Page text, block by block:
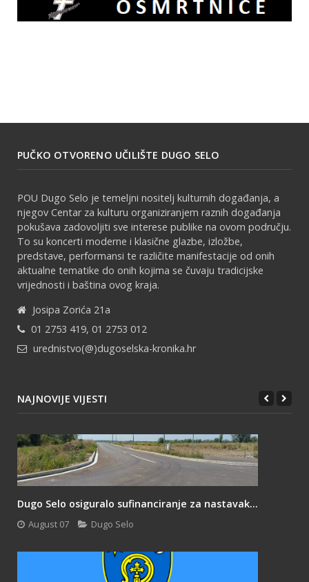
PUČKO OTVORENO UČILIŠTE DUGO SELO
POU Dugo Selo je temeljni nositelj kulturnih događanja, a
njegov Centar za kulturu organiziranjem raznih događanja
pokušava zadovoljiti sve interese publike na ovom području.
To su koncerti moderne i klasične glazbe, izložbe,
predstave, performansi te različite manifestacije od onih
aktualne tematike do onih kojima se čuvaju tradicijske
vrijednosti i baština ovog kraja.
Josipa Zorića 21a
01 2753 419, 01 2753 012
urednistvo(@)dugoselska-kronika.hr
NAJNOVIJE VIJESTI
Dugo Selo osiguralo sufinanciranje za nastavak...
August 07 Dugo Selo